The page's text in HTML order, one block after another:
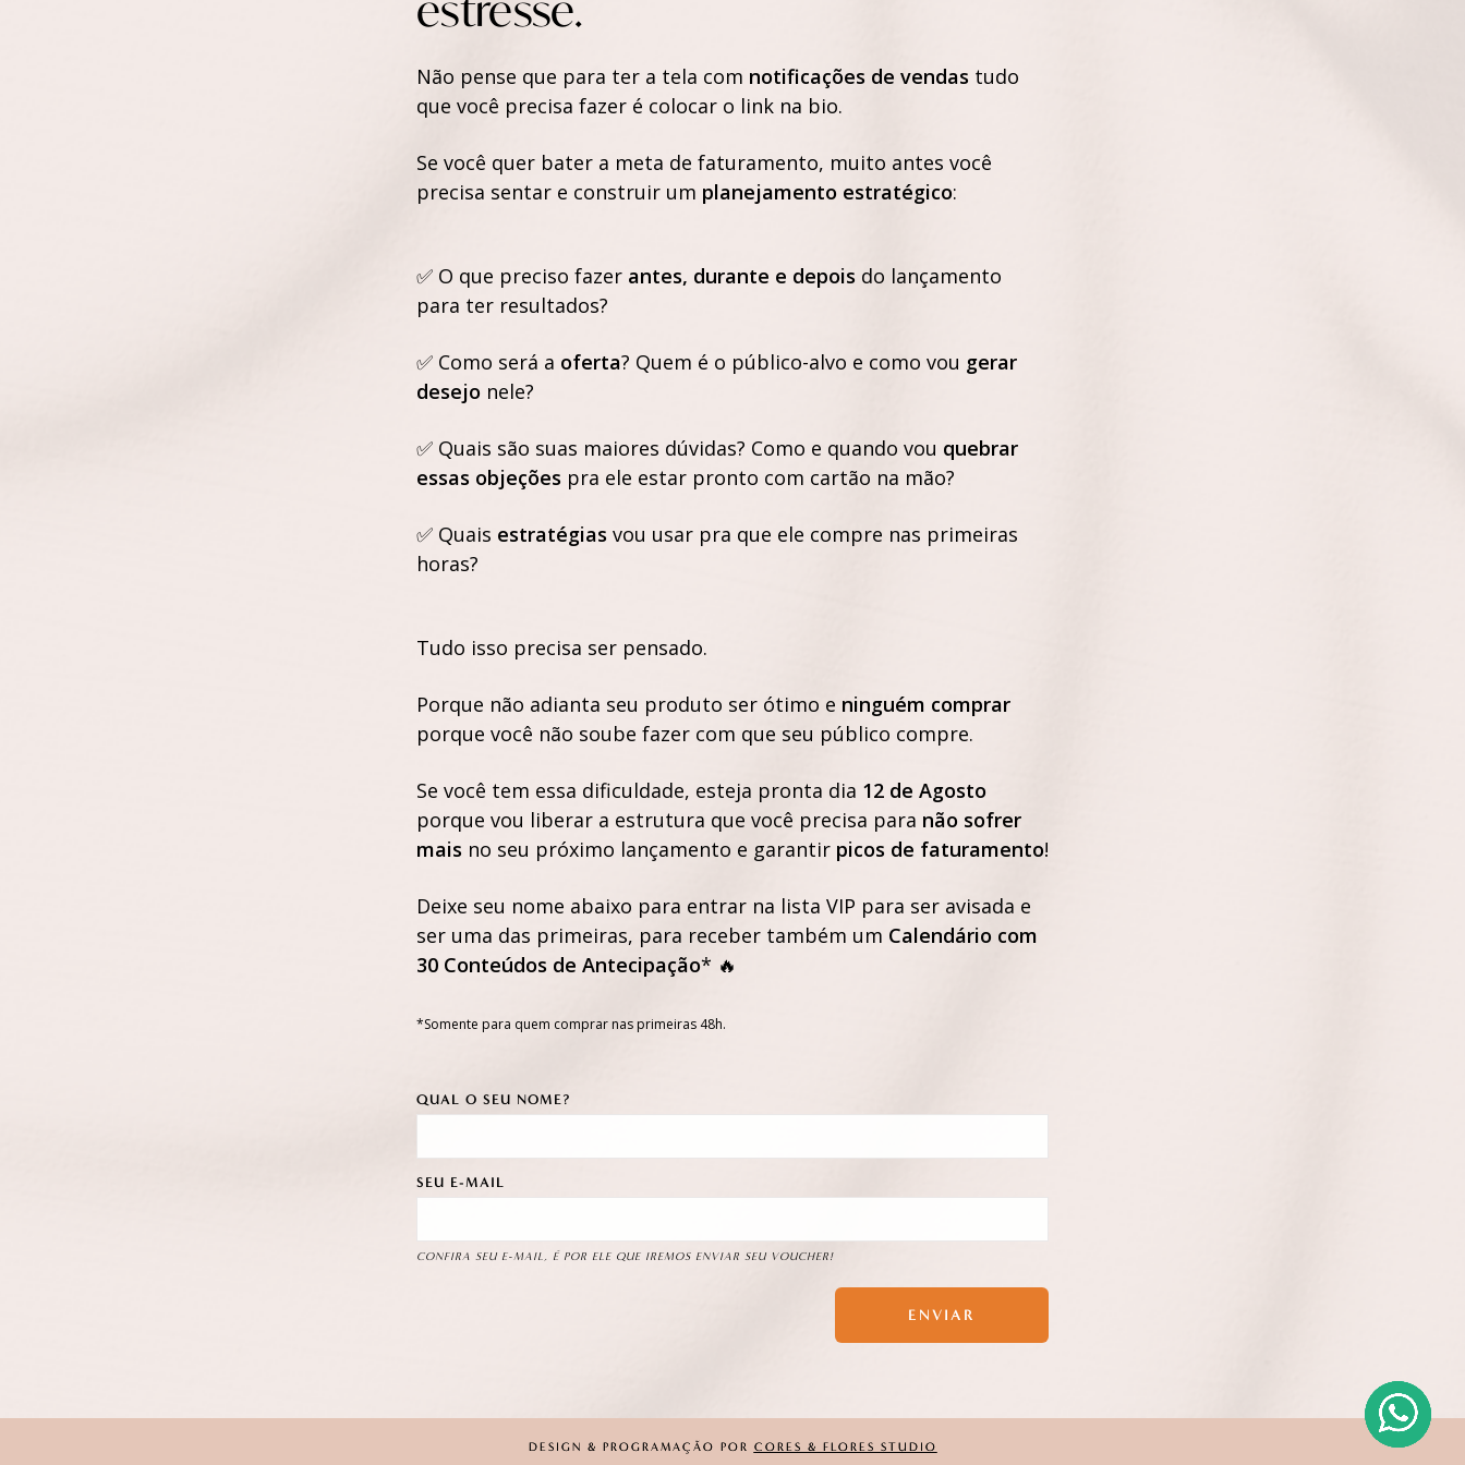
Não pense que para ter a tela com notificações de vendas tudo
que você precisa fazer é colocar o link na bio.
Se você quer bater a meta de faturamento, muito antes você
precisa sentar e construir um planejamento estratégico:
✅ O que preciso fazer antes, durante e depois do lançamento
para ter resultados?
✅ Como será a oferta? Quem é o público-alvo e como vou gerar
desejo nele?
✅ Quais são suas maiores dúvidas? Como e quando vou quebrar
essas objeções pra ele estar pronto com cartão na mão?
✅ Quais estratégias vou usar pra que ele compre nas primeiras
horas?
Tudo isso precisa ser pensado.
Porque não adianta seu produto ser ótimo e ninguém comprar
porque você não soube fazer com que seu público compre.
Se você tem essa dificuldade, esteja pronta dia 12 de Agosto
porque vou liberar a estrutura que você precisa para não sofrer
mais no seu próximo lançamento e garantir picos de faturamento!
Deixe seu nome abaixo para entrar na lista VIP para ser avisada e
ser uma das primeiras, para receber também um Calendário com
30 Conteúdos de Antecipação* 🔥
*Somente para quem comprar nas primeiras 48h.
QUAL O SEU NOME?
SEU E-MAIL
CONFIRA SEU E-MAIL, É POR ELE QUE IREMOS ENVIAR SEU VOUCHER!
ENVIAR
DESIGN & PROGRAMAÇÃO POR CORES & FLORES STUDIO